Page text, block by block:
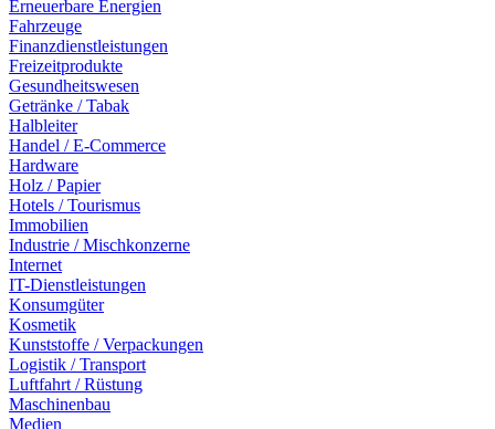
Erneuerbare Energien
Fahrzeuge
Finanzdienstleistungen
Freizeitprodukte
Gesundheitswesen
Getränke / Tabak
Halbleiter
Handel / E-Commerce
Hardware
Holz / Papier
Hotels / Tourismus
Immobilien
Industrie / Mischkonzerne
Internet
IT-Dienstleistungen
Konsumgüter
Kosmetik
Kunststoffe / Verpackungen
Logistik / Transport
Luftfahrt / Rüstung
Maschinenbau
Medien